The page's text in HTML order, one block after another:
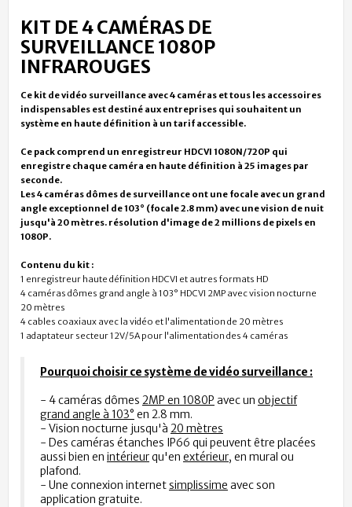
KIT DE 4 CAMÉRAS DE
SURVEILLANCE 1080P
INFRAROUGES
Ce kit de vidéo surveillance avec 4 caméras et tous les accessoires
indispensables est destiné aux entreprises qui souhaitent un
système en haute définition à un tarif accessible.
Ce pack comprend un enregistreur HDCVI 1080N/720P qui
enregistre chaque caméra en haute définition à 25 images par
seconde.
Les 4 caméras dômes de surveillance ont une focale avec un grand
angle exceptionnel de 103° (focale 2.8 mm) avec unevision de nuit
jusqu'à 20 mètres. résolution d'image de 2 millions de pixels en
1080P.
Contenu du kit :
1 enregistreur haute définition HDCVI et autres formats HD
4 caméras dômes grand angle à 103° HDCVI 2MP avec vision nocturne
20 mètres
4 cables coaxiaux avec la vidéo et l'alimentation de 20 mètres
1 adaptateur secteur 12V/5A pour l'alimentation des 4 caméras
Pourquoi choisir ce système de vidéo surveillance :
- 4 caméras dômes 2MP en 1080P avec un objectif
grand angle à 103° en 2.8 mm.
- Vision nocturne jusqu'à 20 mètres
- Des caméras étanches IP66 qui peuvent être placées
aussi bien en intérieurqu'en extérieur, en mural ou
plafond.
- Une connexion internet simplissime avec son
application gratuite.